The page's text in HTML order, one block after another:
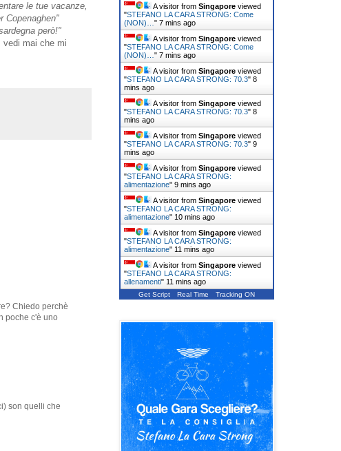
le tue vacanze,
Copenaghen"
però!"
vedi mai che mi
Chiedo perchè
poche c'è uno
son quelli che
A visitor from Singapore viewed
"STEFANO LA CARA STRONG: Come
(NON)… " 7 mins ago
A visitor from Singapore viewed
"STEFANO LA CARA STRONG: Come
(NON)… " 7 mins ago
A visitor from Singapore viewed
"STEFANO LA CARA STRONG: 70.3" 8
mins ago
A visitor from Singapore viewed
"STEFANO LA CARA STRONG: 70.3" 8
mins ago
A visitor from Singapore viewed
"STEFANO LA CARA STRONG: 70.3" 9
mins ago
A visitor from Singapore viewed
"STEFANO LA CARA STRONG:
alimentazione" 9 mins ago
A visitor from Singapore viewed
"STEFANO LA CARA STRONG:
alimentazione" 10 mins ago
A visitor from Singapore viewed
"STEFANO LA CARA STRONG:
alimentazione" 11 mins ago
A visitor from Singapore viewed
"STEFANO LA CARA STRONG:
allenamenti" 11 mins ago
Get Script Real Time Tracking ON